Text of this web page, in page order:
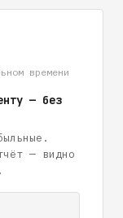
времени
— без
— видно